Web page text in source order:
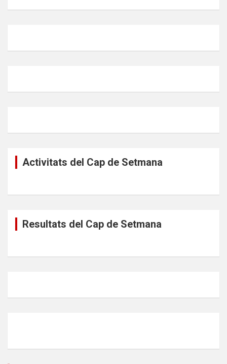
Activitats del Cap de Setmana
Resultats del Cap de Setmana